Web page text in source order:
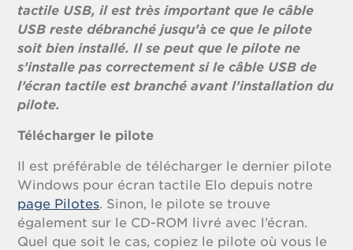
tactile USB, il est très important que le câble
USB reste débranché jusqu’à ce que le pilote
soit bien installé. Il se peut que le pilote ne
s’installe pas correctement si le câble USB de
l’écran tactile est branché avant l’installation du
pilote.
Télécharger le pilote
Il est préférable de télécharger le dernier pilote
Windows pour écran tactile Elo depuis notre
page Pilotes. Sinon, le pilote se trouve
également sur le CD-ROM livré avec l’écran.
Quel que soit le cas, copiez le pilote où vous le